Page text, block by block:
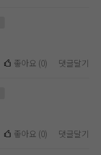
좋아요 (0) 댓글달기
좋아요 (0) 댓글달기